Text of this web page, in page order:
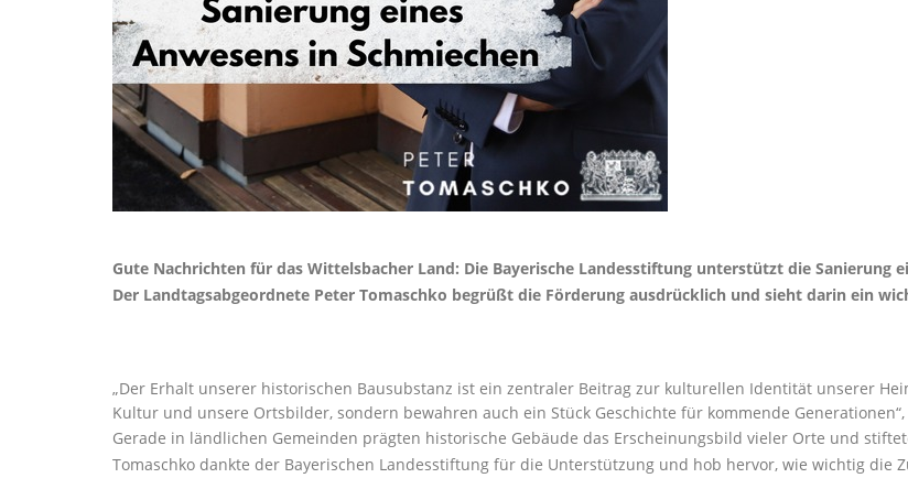
Gute Nachrichten für das Wittelsbacher Land: Die Bayerische Landesstiftung unterstützt die Sanierung
Der Landtagsabgeordnete Peter Tomaschko begrüßt die Förderung ausdrücklich und sieht darin ein
Der Erhalt unserer historischen Bausubstanz ist ein zentraler Beitrag zur kulturellen Identität unserer
Kultur und unsere Ortsbilder, sondern bewahren auch ein Stück Geschichte für kommende
Gerade in ländlichen Gemeinden prägten historische Gebäude das Erscheinungsbild vieler Orte und
Tomaschko dankte der Bayerischen Landesstiftung für die Unterstützung und hob hervor, wie wichtig die